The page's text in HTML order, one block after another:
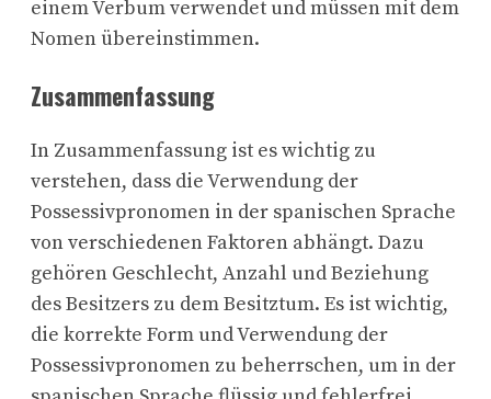
einem Verbum verwendet und müssen mit dem
Nomen übereinstimmen.
Zusammenfassung
In Zusammenfassung ist es wichtig zu
verstehen, dass die Verwendung der
Possessivpronomen in der spanischen Sprache
von verschiedenen Faktoren abhängt. Dazu
gehören Geschlecht, Anzahl und Beziehung
des Besitzers zu dem Besitztum. Es ist wichtig,
die korrekte Form und Verwendung der
Possessivpronomen zu beherrschen, um in der